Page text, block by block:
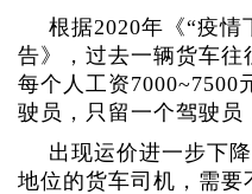
根据2020年《“疫情
告》，过去一辆货车往
每个人工资7000~7500
驶员，只留一个驾驶员
出现运价进一步下
地位的货车司机，需要